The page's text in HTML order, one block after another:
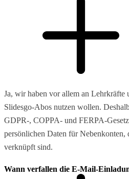
Ja, wir haben vor allem an Lehrkräfte
Slidesgo-Abos nutzen wollen.
GDPR-, COPPA- und FERPA-
persönlichen Daten für
verknüpft sind.
Wann verfallen die E-Mail-